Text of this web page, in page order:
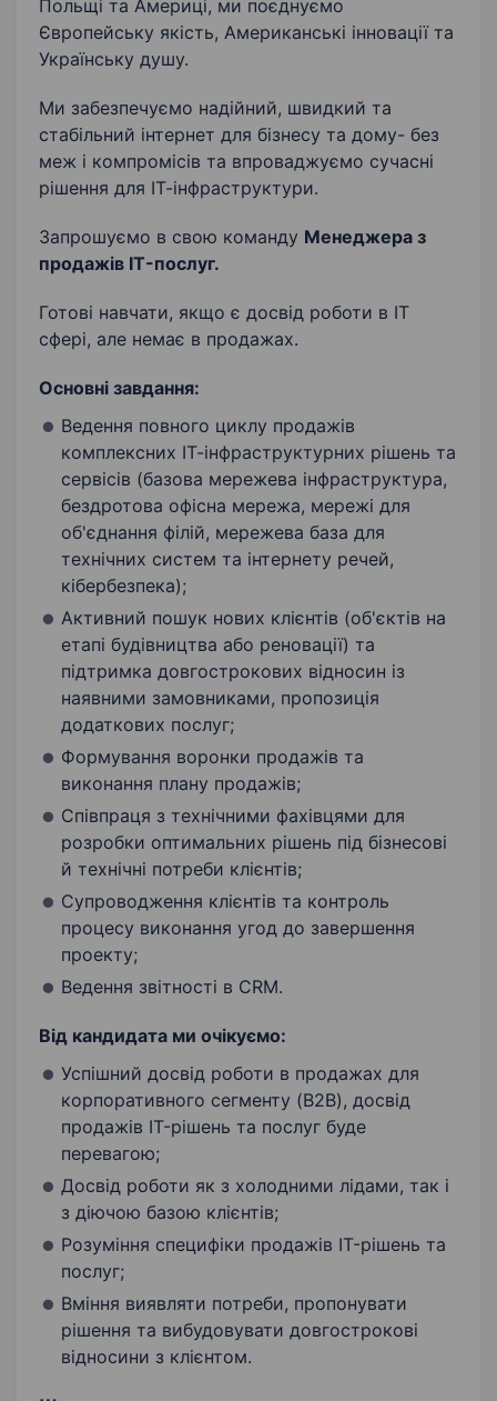
Польщі та Америці, ми поєднуємо
Європейську якість, Американські інновації та
Українську душу.
Ми забезпечуємо надійний, швидкий та
стабільний інтернет для бізнесу та дому- без
меж і компромісів та впроваджуємо сучасні
рішення для ІТ-інфраструктури.
Запрошуємо в свою команду Менеджера з
продажів IT-послуг.
Готові навчати, якщо є досвід роботи в ІТ
сфері, але немає в продажах.
Основні завдання:
Ведення повного циклу продажів
комплексних ІТ-інфраструктурних рішень та
сервісів (базова мережева інфраструктура,
бездротова офісна мережа, мережі для
об'єднання філій, мережева база для
технічних систем та інтернету речей,
кібербезпека);
Активний пошук нових клієнтів (об'єктів на
етапі будівництва або реновації) та
підтримка довгострокових відносин із
наявними замовниками, пропозиція
додаткових послуг;
Формування воронки продажів та
виконання плану продажів;
Співпраця з технічними фахівцями для
розробки оптимальних рішень під бізнесові
й технічні потреби клієнтів;
Супроводження клієнтів та контроль
процесу виконання угод до завершення
проекту;
Ведення звітності в CRM.
Від кандидата ми очікуємо:
Успішний досвід роботи в продажах для
корпоративного сегменту (B2B), досвід
продажів IT-рішень та послуг буде
перевагою;
Досвід роботи як з холодними лідами, так і
з діючою базою клієнтів;
Розуміння специфіки продажів IT-рішень та
послуг;
Вміння виявляти потреби, пропонувати
рішення та вибудовувати довгострокові
відносини з клієнтом.